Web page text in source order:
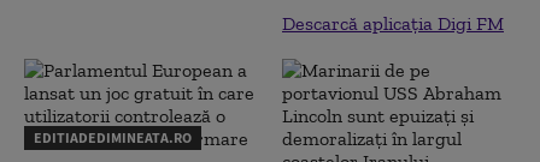
Descarcă aplicația Digi FM
EDITIADEDIMINEATA.RO